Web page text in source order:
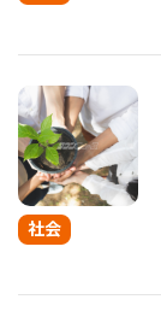
社会